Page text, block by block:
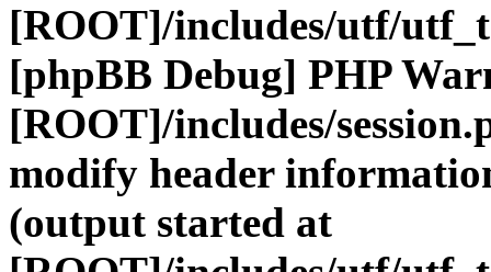
[ROOT]/includes/utf/
[phpBB Debug] PHP
[ROOT]/includes/
modify header
(output started at